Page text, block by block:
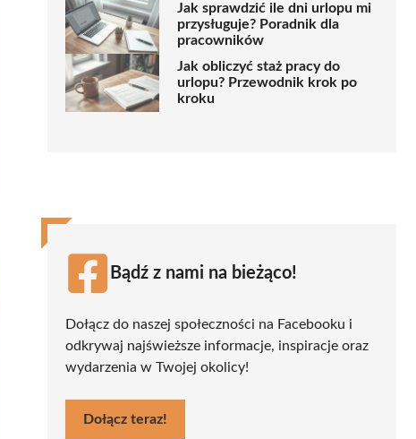
Jak sprawdzić ile dni urlopu mi
przysługuje? Poradnik dla
pracowników
Jak obliczyć staż pracy do
urlopu? Przewodnik krok po
kroku
Bądź z nami na bieżąco!
Dołącz do naszej społeczności na Facebooku i
odkrywaj najświeższe informacje, inspiracje oraz
wydarzenia w Twojej okolicy!
Dołącz teraz!